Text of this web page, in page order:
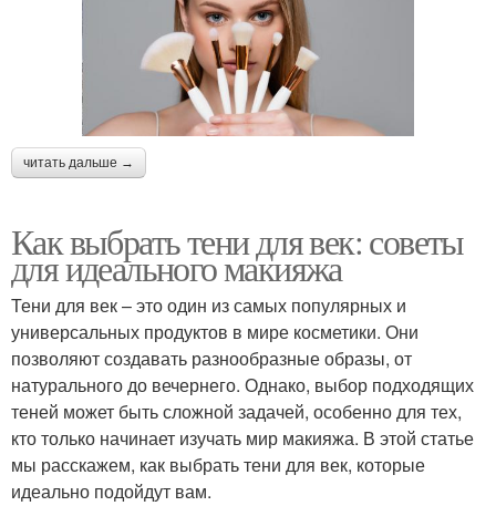
читать дальше →
Как выбрать тени для век: советы
для идеального макияжа
Тени для век – это один из самых популярных и
универсальных продуктов в мире косметики. Они
позволяют создавать разнообразные образы, от
натурального до вечернего. Однако, выбор подходящих
теней может быть сложной задачей, особенно для тех,
кто только начинает изучать мир макияжа. В этой статье
мы расскажем, как выбрать тени для век, которые
идеально подойдут вам.